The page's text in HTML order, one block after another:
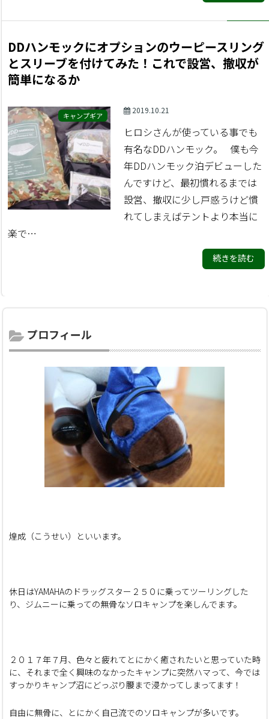
DDハンモックにオプションのウーピースリング
とスリーブを付けてみた！これで設営、撤収が
簡単になるか
キャンプギア
2019.10.21
ヒロシさんが使っている事でも
有名なDDハンモック。 僕も今
年DDハンモック泊デビューした
んですけど、最初慣れるまでは
設営、撤収に少し戸惑うけど慣
れてしまえばテントより本当に
楽で…
続きを読む
プロフィール
煌成（こうせい）といいます。
休日はYAMAHAのドラッグスター２５０に乗ってツーリングした
り、ジムニーに乗っての無骨なソロキャンプを楽しんでます。
２０１７年７月、色々と疲れてとにかく癒されたいと思っていた時
に、それまで全く興味のなかったキャンプに突然ハマって、今では
すっかりキャンプ沼にどっぷり腰まで浸かってしまってます！
自由に無骨に、とにかく自己流でのソロキャンプが多いです。